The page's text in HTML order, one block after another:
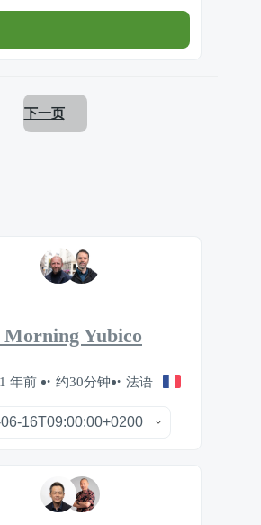
下一页
Yubico
年前 约30分钟 法语